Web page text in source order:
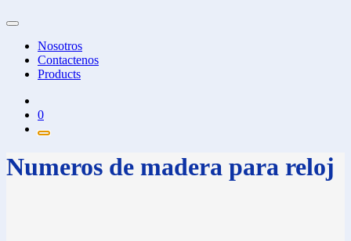
Nosotros
Contactenos
Products
0
Numeros de madera para reloj